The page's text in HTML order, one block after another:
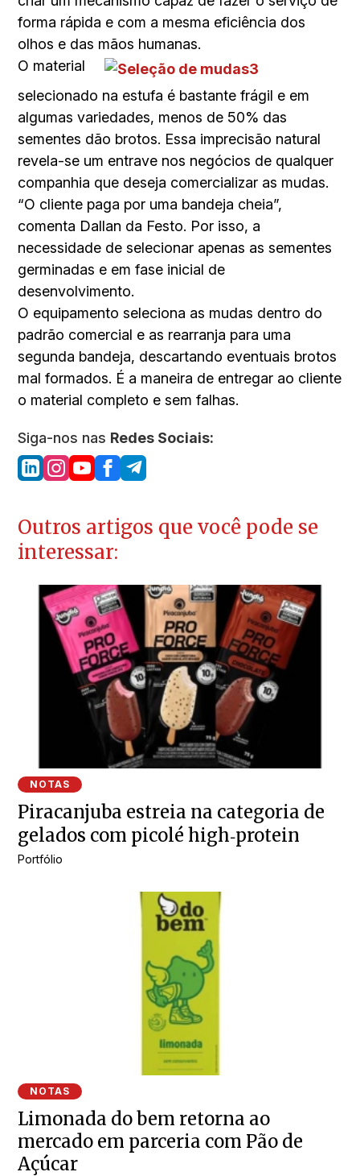
forma rápida e com a mesma eficiência dos
olhos e das mãos humanas.
O material
selecionado na estufa é bastante frágil e em
algumas variedades, menos de 50% das
sementes dão brotos. Essa imprecisão natural
revela-se um entrave nos negócios de qualquer
companhia que deseja comercializar as mudas.
“O cliente paga por uma bandeja cheia”,
comenta Dallan da Festo. Por isso, a
necessidade de selecionar apenas as sementes
germinadas e em fase inicial de
desenvolvimento.
O equipamento seleciona as mudas dentro do
padrão comercial e as rearranja para uma
segunda bandeja, descartando eventuais brotos
mal formados. É a maneira de entregar ao cliente
o material completo e sem falhas.
Siga-nos nas Redes Sociais:
Outros artigos que você pode se
interessar:
NOTAS
Piracanjuba estreia na categoria de
gelados com picolé high‑protein
Portfólio
NOTAS
Limonada do bem retorna ao
mercado em parceria com Pão de
Açúcar